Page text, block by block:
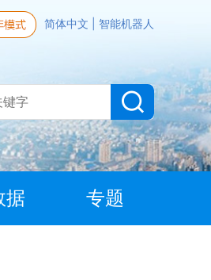
简体中文 智能机器人
据 专题